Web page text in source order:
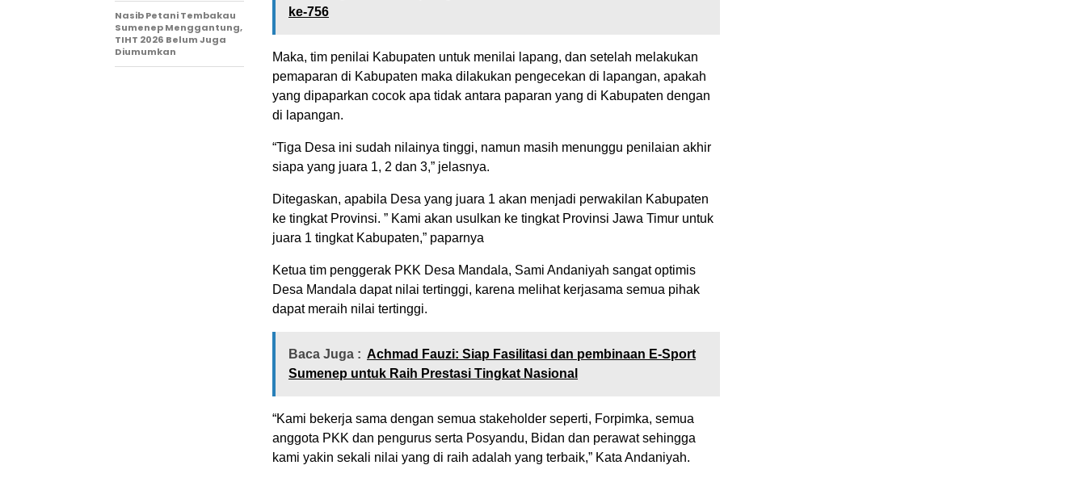
ke-756
Maka, tim penilai Kabupaten untuk menilai lapang, dan setelah melakukan
pemaparan di Kabupaten maka dilakukan pengecekan di lapangan, apakah
yang dipaparkan cocok apa tidak antara paparan yang di Kabupaten dengan
di lapangan.
“Tiga Desa ini sudah nilainya tinggi, namun masih menunggu penilaian akhir
siapa yang juara 1, 2 dan 3,” jelasnya.
Ditegaskan, apabila Desa yang juara 1 akan menjadi perwakilan Kabupaten
ke tingkat Provinsi. ” Kami akan usulkan ke tingkat Provinsi Jawa Timur untuk
juara 1 tingkat Kabupaten,” paparnya
Ketua tim penggerak PKK Desa Mandala, Sami Andaniyah sangat optimis
Desa Mandala dapat nilai tertinggi, karena melihat kerjasama semua pihak
dapat meraih nilai tertinggi.
Baca Juga : Achmad Fauzi: Siap Fasilitasi dan pembinaan E-Sport
Sumenep untuk Raih Prestasi Tingkat Nasional
“Kami bekerja sama dengan semua stakeholder seperti, Forpimka, semua
anggota PKK dan pengurus serta Posyandu, Bidan dan perawat sehingga
kami yakin sekali nilai yang di raih adalah yang terbaik,” Kata Andaniyah.
Nasib Petani Tembakau
Sumenep Menggantung,
TIHT 2026 Belum Juga
Diumumkan